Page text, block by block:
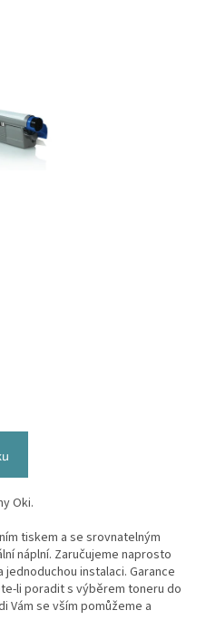
Oki.
tiskem a se srovnatelným
náplní. Zaručujeme naprosto
instalaci. Garance
li poradit s výběrem toneru do
Vám se vším pomůžeme a